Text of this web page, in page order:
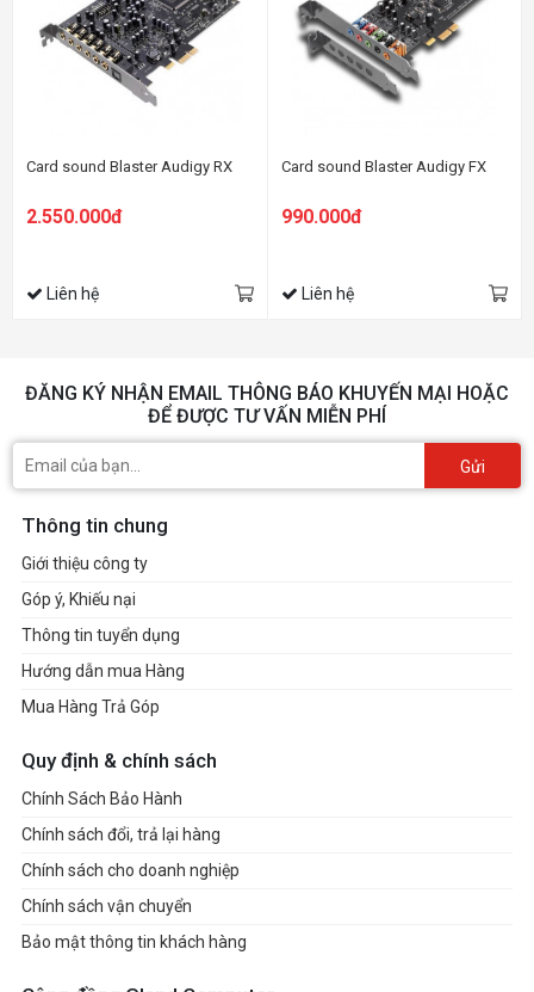
Card sound Blaster Audigy RX
2.550.000đ
Liên hệ
Card sound Blaster Audigy FX
990.000đ
Liên hệ
ĐĂNG KÝ NHẬN EMAIL THÔNG BÁO KHUYẾN MẠI HOẶC
ĐỂ ĐƯỢC TƯ VẤN MIỄN PHÍ
Gửi
Thông tin chung
Giới thiệu công ty
Góp ý, Khiếu nại
Thông tin tuyển dụng
Hướng dẫn mua Hàng
Mua Hàng Trả Góp
Quy định & chính sách
Chính Sách Bảo Hành
Chính sách đổi, trả lại hàng
Chính sách cho doanh nghiệp
Chính sách vận chuyển
Bảo mật thông tin khách hàng